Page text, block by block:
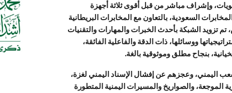
وإشراف مباشر من قبل أقوى ثلاثة أجهزة
السعودية، بالتعاون مع المخابرات البريطانية
تم تزويد الشبكة بأحدث الخبرات والمهارات والتقنيات
ووسائلها، ذات الدقة والفاعلية الفائقة،
بنجاح مطلق وموثوقية بالغة.
اليمني، وعجزهم عن إفشال الإسناد اليمني لغزة،
والصواريخ والمسيرات اليمنية المتطورة